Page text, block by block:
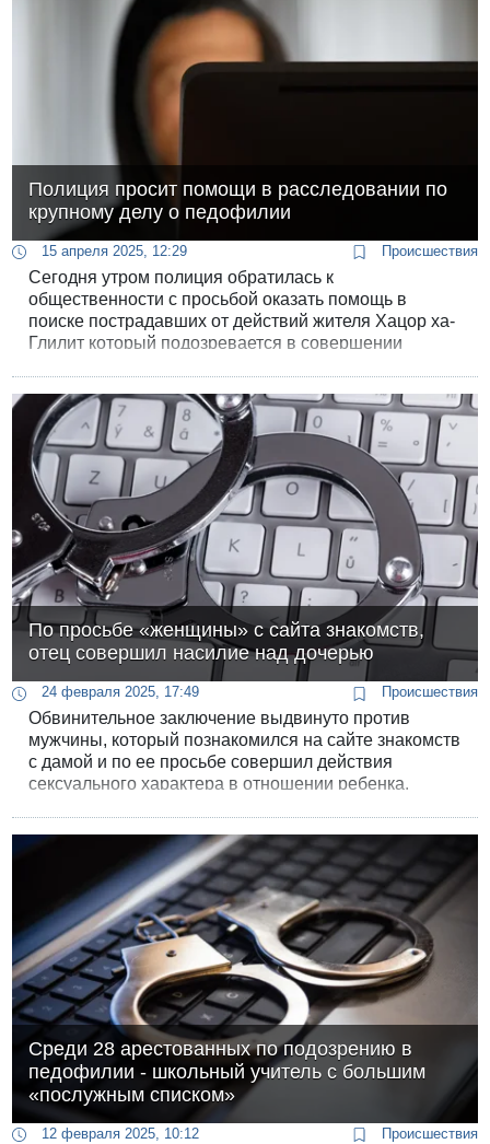
Полиция просит помощи в расследовании по
крупному делу о педофилии
15 апреля 2025, 12:29 Происшествия
Сегодня утром полиция обратилась к
общественности с просьбой оказать помощь в
поиске пострадавших от действий жителя Хацор ха-
Глилит который подозревается в совершении
По просьбе «женщины» с сайта знакомств,
отец совершил насилие над дочерью
24 февраля 2025, 17:49 Происшествия
Обвинительное заключение выдвинуто против
мужчины, который познакомился на сайте знакомств
с дамой и по ее просьбе совершил действия
сексуального характера в отношении ребенка.
Среди 28 арестованных по подозрению в
педофилии - школьный учитель с большим
«послужным списком»
12 февраля 2025, 10:12 Происшествия